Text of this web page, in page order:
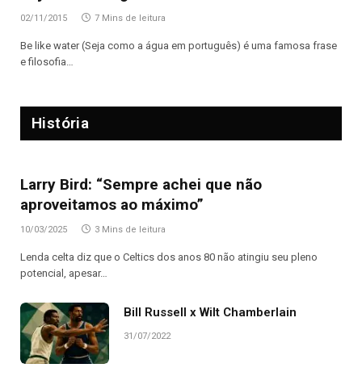
02/11/2015 7 Mins de leitura
Be like water (Seja como a água em português) é uma famosa frase
e filosofia…
História
Larry Bird: “Sempre achei que não
aproveitamos ao máximo”
10/03/2025 3 Mins de leitura
Lenda celta diz que o Celtics dos anos 80 não atingiu seu pleno
potencial, apesar…
Bill Russell x Wilt Chamberlain
31/07/2022